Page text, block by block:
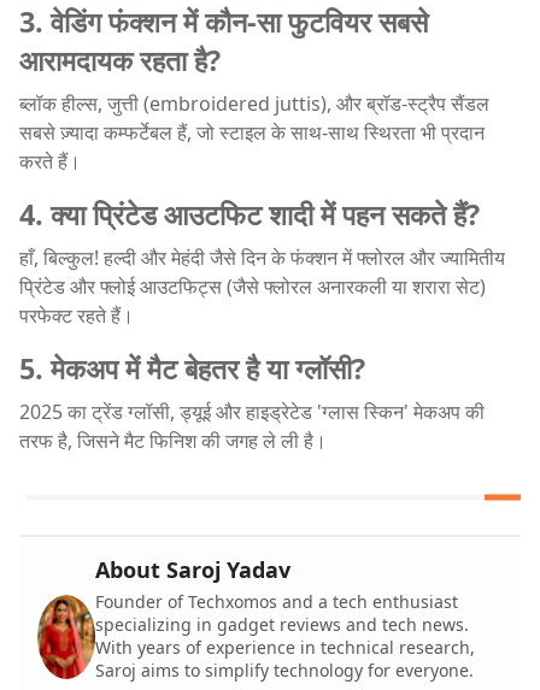
3. वेडिंग फंक्शन में कौन-सा फुटवियर सबसे
आरामदायक रहता है?
ब्लॉक हील्स, जुत्ती (embroidered juttis), और ब्रॉड-स्ट्रैप सैंडल
सबसे ज़्यादा कम्फर्टेबल हैं, जो स्टाइल के साथ-साथ स्थिरता भी प्रदान
करते हैं।
4. क्या प्रिंटेड आउटफिट शादी में पहन सकते हैं?
हाँ, बिल्कुल! हल्दी और मेहंदी जैसे दिन के फंक्शन में फ्लोरल और ज्यामितीय
प्रिंटेड और फ्लोई आउटफिट्स (जैसे फ्लोरल अनारकली या शरारा सेट)
परफेक्ट रहते हैं।
5. मेकअप में मैट बेहतर है या ग्लॉसी?
2025 का ट्रेंड ग्लॉसी, ड्यूई और हाइड्रेटेड 'ग्लास स्किन' मेकअप की
तरफ है, जिसने मैट फिनिश की जगह ले ली है।
About Saroj Yadav
Founder of Techxomos and a tech enthusiast
specializing in gadget reviews and tech news.
With years of experience in technical research,
Saroj aims to simplify technology for everyone.